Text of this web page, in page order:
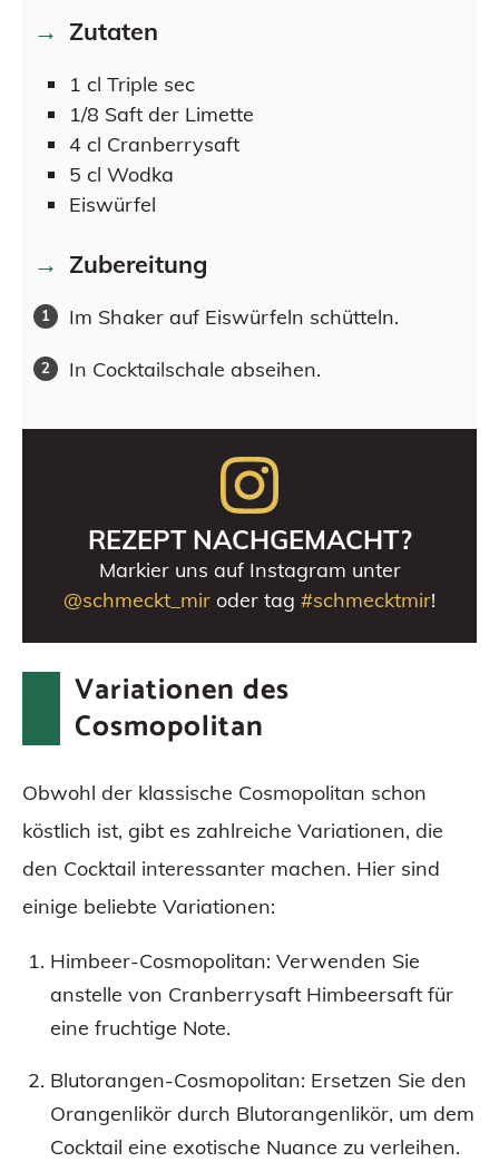
Zutaten
1 cl Triple sec
1/8 Saft der Limette
4 cl Cranberrysaft
5 cl Wodka
Eiswürfel
Zubereitung
Im Shaker auf Eiswürfeln schütteln.
In Cocktailschale abseihen.
REZEPT NACHGEMACHT?
Markier uns auf Instagram unter
@schmeckt_mir oder tag #schmecktmir!
Variationen des
Cosmopolitan
Obwohl der klassische Cosmopolitan schon
köstlich ist, gibt es zahlreiche Variationen, die
den Cocktail interessanter machen. Hier sind
einige beliebte Variationen:
Himbeer-Cosmopolitan: Verwenden Sie
anstelle von Cranberrysaft Himbeersaft für
eine fruchtige Note.
Blutorangen-Cosmopolitan: Ersetzen Sie den
Orangenlikör durch Blutorangenlikör, um dem
Cocktail eine exotische Nuance zu verleihen.